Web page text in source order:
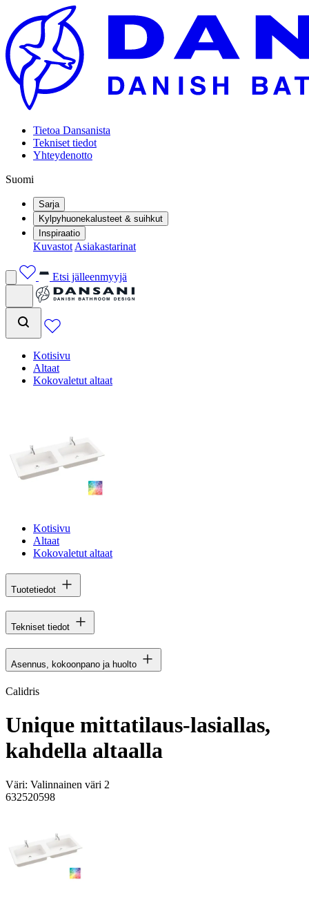
Tietoa Dansanista
Tekniset tiedot
Yhteydenotto
Suomi
Sarja
Kylpyhuonekalusteet & suihkut
Inspiraatio
Kuvastot Asiakastarinat
Etsi jälleenmyyjä
Kotisivu
Altaat
Kokovaletut altaat
Kotisivu
Altaat
Kokovaletut altaat
Tuotetiedot
Tekniset tiedot
Asennus, kokoonpano ja huolto
Calidris
Unique mittatilaus-lasiallas,
kahdella altaalla
Väri: Valinnainen väri 2
632520598